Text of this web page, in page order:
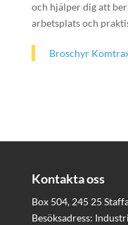
och hjälper dig att
arbetsplats och
Broschyr
Kontakta oss
Box 504, 245 25
Besöksadress: